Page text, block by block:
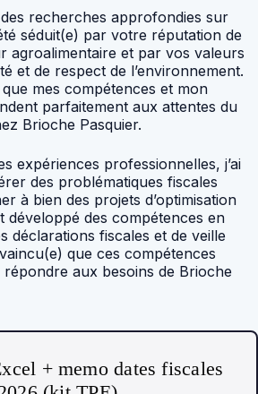
recherches approfondies sur
séduit(e) par votre réputation de
agroalimentaire et par vos valeurs
et de respect de l’environnement.
mes compétences et mon
parfaitement aux attentes du
Brioche Pasquier.
expériences professionnelles, j’ai
des problématiques fiscales
à bien des projets d’optimisation
développé des compétences en
déclarations fiscales et de veille
que ces compétences
aux besoins de Brioche
+ memo dates fiscales